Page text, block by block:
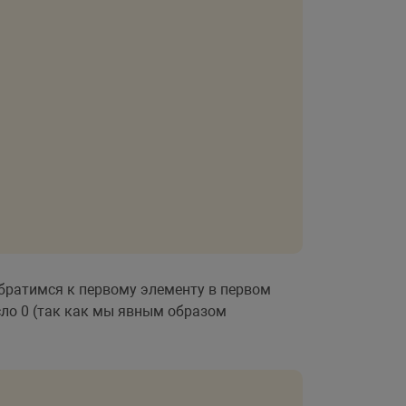
к первому элементу в первом
0 (так как мы явным образом